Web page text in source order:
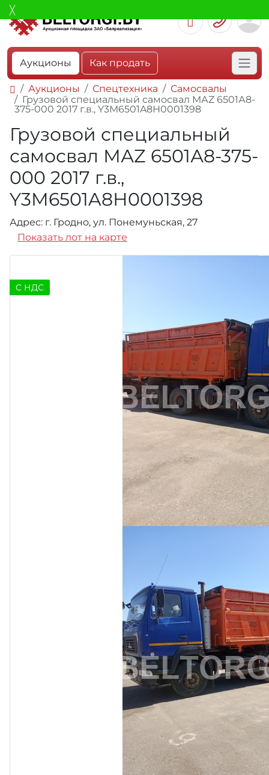
Аукционы Как продать
Аукционы Спецтехника
Самосвалы
Грузовой специальный самосвал МАZ 6501А8-
375-000 2017 г.в., Y3M6501A8Н0001398
Грузовой специальный
самосвал МАZ 6501А8-375-
000 2017 г.в.,
Y3M6501A8Н0001398
Адрес: г. Гродно, ул. Понемуньская, 27
Показать лот на карте
C НДС